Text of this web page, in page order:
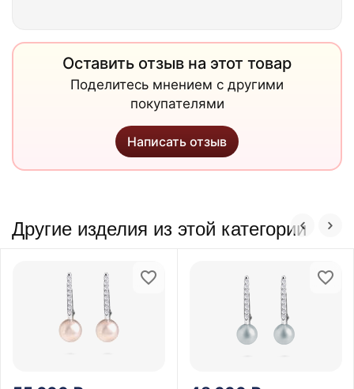
Оставить отзыв на этот товар
Поделитесь мнением с другими
покупателями
Написать отзыв
Другие изделия из этой категории